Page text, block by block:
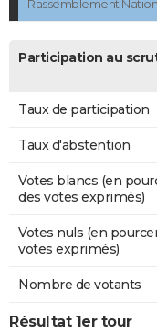
Rassemblement
Participation au
Taux de participation
Taux d'abstention
Votes blancs (en
des votes exprimés)
Votes nuls (en
votes exprimés)
Nombre de votants
Résultat 1er tour